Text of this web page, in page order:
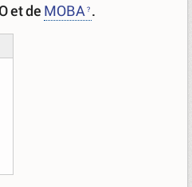
et de MOBA .